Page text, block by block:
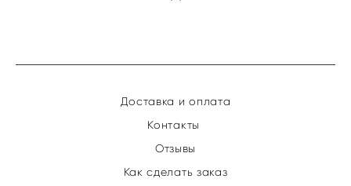
Доставка и оплата
Контакты
Отзывы
Как сделать заказ